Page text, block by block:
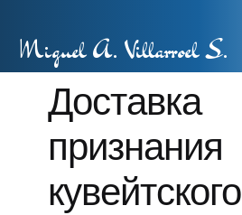
Miguel A. Villarroel S.
Доставка
признания
кувейтского